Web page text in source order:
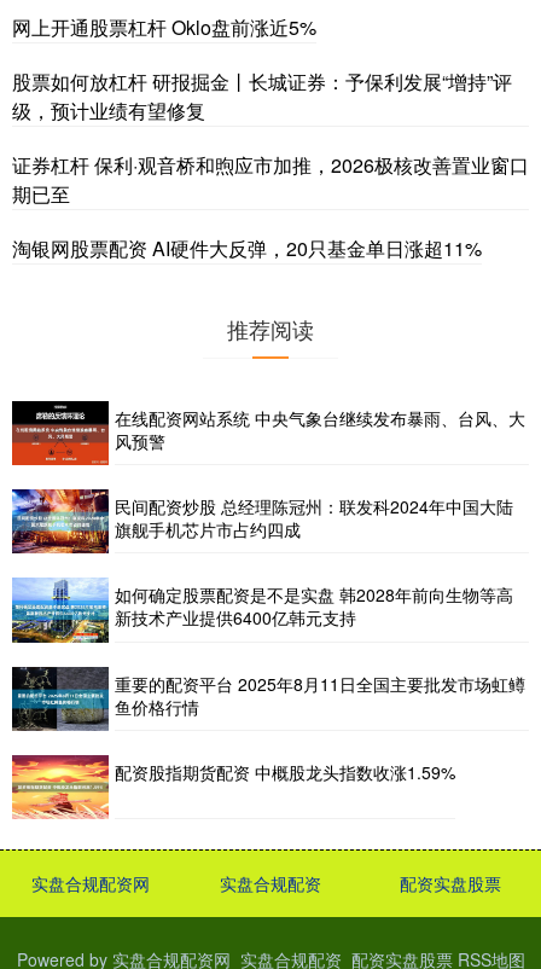
网上开通股票杠杆 Oklo盘前涨近5%
股票如何放杠杆 研报掘金丨长城证券：予保利发展“增持”评
级，预计业绩有望修复
证券杠杆 保利·观音桥和煦应市加推，2026极核改善置业窗口
期已至
淘银网股票配资 AI硬件大反弹，20只基金单日涨超11%
推荐阅读
在线配资网站系统 中央气象台继续发布暴雨、台风、大
风预警
民间配资炒股 总经理陈冠州：联发科2024年中国大陆
旗舰手机芯片市占约四成
如何确定股票配资是不是实盘 韩2028年前向生物等高
新技术产业提供6400亿韩元支持
重要的配资平台 2025年8月11日全国主要批发市场虹鳟
鱼价格行情
配资股指期货配资 中概股龙头指数收涨1.59%
实盘合规配资网 实盘合规配资 配资实盘股票
Powered by 实盘合规配资网_实盘合规配资_配资实盘股票 RSS地图